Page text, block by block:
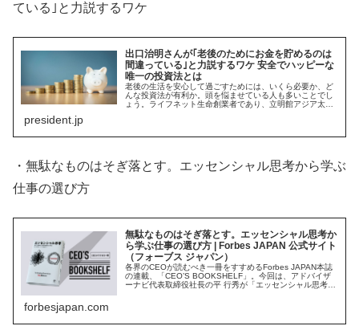
ている｣と力説するワケ
出口治明さんが｢老後のためにお金を貯めるのは
間違っている｣と力説するワケ 安全でハッピーな
唯一の投資法とは
老後の生活を安心して過ごすためには、いくら必要か、ど
んな投資法が有利か。頭を悩ませている人も多いことでし
ょう。ライフネット生命創業者であり、立明館アジア太平
president.jp
・無駄なものはそぎ落とす。エッセンシャル思考から学ぶ
仕事の選び方
無駄なものはそぎ落とす。エッセンシャル思考か
ら学ぶ仕事の選び方 | Forbes JAPAN 公式サイト
（フォーブス ジャパン）
各界のCEOが読むべき一冊をすすめるForbes JAPAN本誌
の連載、「CEO’S BOOKSHELF」。今回は、アドバイザ
ーナビ代表取締役社長の平 行秀が「エッセンシャル思考
forbesjapan.com